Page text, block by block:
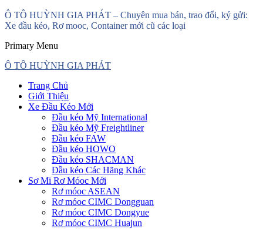
Ô TÔ HUỲNH GIA PHÁT – Chuyên mua bán, trao đổi, ký gửi:
Xe đầu kéo, Rơ mooc, Container mới cũ các loại
Primary Menu
Ô TÔ HUỲNH GIA PHÁT
Trang Chủ
Giới Thiệu
Xe Đầu Kéo Mới
Đầu kéo Mỹ International
Đầu kéo Mỹ Freightliner
Đầu kéo FAW
Đầu kéo HOWO
Đầu kéo SHACMAN
Đầu kéo Các Hãng Khác
Sơ Mi Rơ Móoc Mới
Rơ móoc ASEAN
Rơ móoc CIMC Dongguan
Rơ móoc CIMC Dongyue
Rơ móoc CIMC Huajun